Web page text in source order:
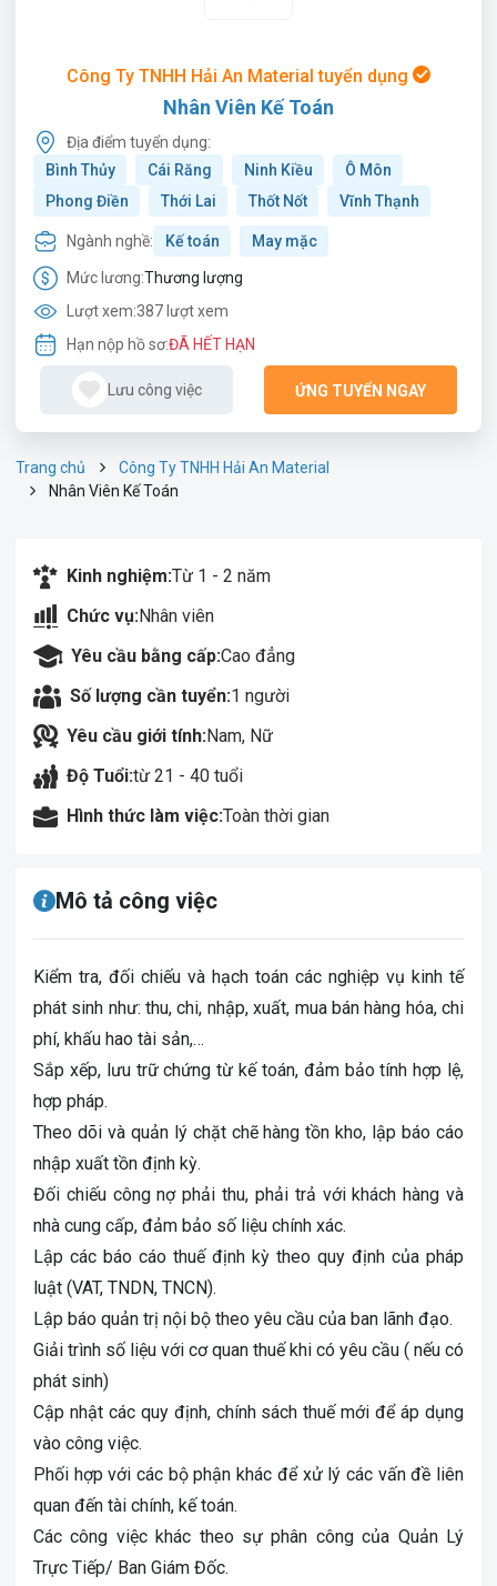
Công Ty TNHH Hải An Material tuyển dụng
Nhân Viên Kế Toán
Địa điểm tuyển dụng:
Bình Thủy
Cái Răng Ninh Kiều
Ô Môn
Phong Điền
Thới Lai Thốt Nốt Vĩnh Thạnh
Ngành nghề: Kế toán May mặc
Mức lương:Thương lượng
Lượt xem:387 lượt xem
Hạn nộp hồ sơ:ĐÃ HẾT HẠN
Lưu công việc ỨNG TUYỂN NGAY
Trang chủ
Công Ty TNHH Hải An Material
Nhân Viên Kế Toán
Kinh nghiệm:Từ 1 - 2 năm
Chức vụ:Nhân viên
Yêu cầu bằng cấp:Cao đẳng
Số lượng cần tuyển:1 người
Yêu cầu giới tính:Nam, Nữ
Độ Tuổi:từ 21 - 40 tuổi
Hình thức làm việc:Toàn thời gian
Mô tả công việc
Kiểm tra, đối chiếu và hạch toán các nghiệp vụ kinh tế
phát sinh như: thu, chi, nhập, xuất, mua bán hàng hóa, chi
phí, khấu hao tài sản,…
Sắp xếp, lưu trữ chứng từ kế toán, đảm bảo tính hợp lệ,
hợp pháp.
Theo dõi và quản lý chặt chẽ hàng tồn kho, lập báo cáo
nhập xuất tồn định kỳ.
Đối chiếu công nợ phải thu, phải trả với khách hàng và
nhà cung cấp, đảm bảo số liệu chính xác.
Lập các báo cáo thuế định kỳ theo quy định của pháp
luật (VAT, TNDN, TNCN).
Lập báo quản trị nội bộ theo yêu cầu của ban lãnh đạo.
Giải trình số liệu với cơ quan thuế khi có yêu cầu ( nếu có
phát sinh)
Cập nhật các quy định, chính sách thuế mới để áp dụng
vào công việc.
Phối hợp với các bộ phận khác để xử lý các vấn đề liên
quan đến tài chính, kế toán.
Các công việc khác theo sự phân công của Quản Lý
Trực Tiếp/ Ban Giám Đốc.